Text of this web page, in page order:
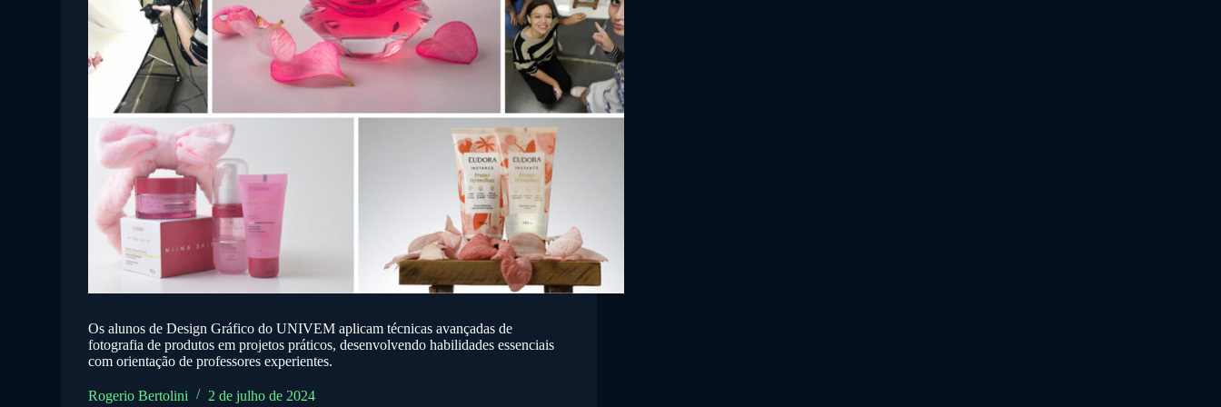
Os alunos de Design Gráfico do UNIVEM aplicam técnicas avançadas de
fotografia de produtos em projetos práticos, desenvolvendo habilidades essenciais
com orientação de professores experientes.
Rogerio Bertolini 2 de julho de 2024